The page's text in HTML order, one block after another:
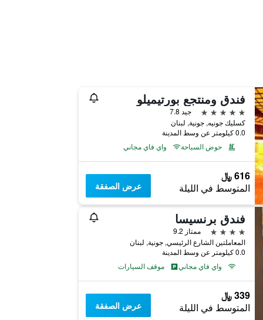
فندق ومنتجع بورتيميلو
5 نجوم
جيد 7.8
كسليك جونيه, جونية, لبنان
0.0 كيلومتر عن وسط المدينة
حوض السباحة
واي فاي مجاني
616 ﷼
المتوسط في الليلة عرض الصفقة
فندق برنسيسا
4 نجوم
ممتاز 9.2
المعاملتين الشارع الرئيسي, جونية, لبنان
0.0 كيلومتر عن وسط المدينة
واي فاي مجاني
موقف السيارات
339 ﷼
المتوسط في الليلة عرض الصفقة